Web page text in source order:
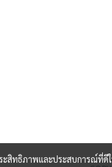
ะสิทธิภาพและประสบการณ์ที่ดี